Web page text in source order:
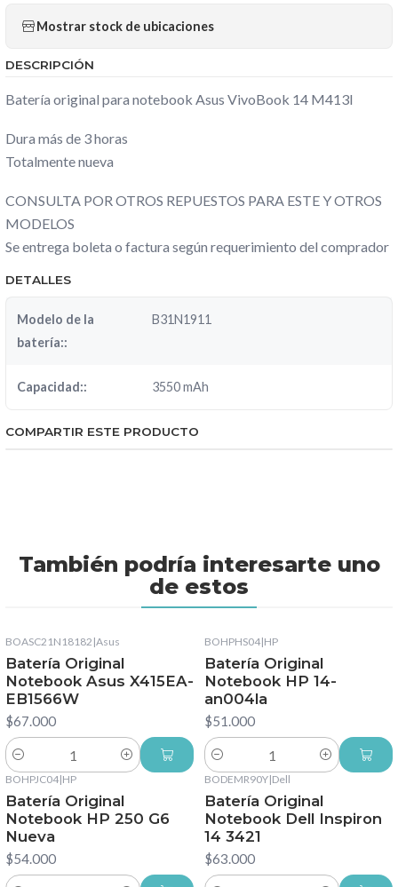
Mostrar stock de ubicaciones
DESCRIPCIÓN
Batería original para notebook Asus VivoBook 14 M413I
Dura más de 3 horas
Totalmente nueva
CONSULTA POR OTROS REPUESTOS PARA ESTE Y OTROS
MODELOS
Se entrega boleta o factura según requerimiento del comprador
DETALLES
Modelo de la
batería::
B31N1911
Capacidad:: 3550 mAh
COMPARTIR ESTE PRODUCTO
También podría interesarte uno
de estos
BOASC21N18182 |Asus
Batería Original
Notebook Asus X415EA-
EB1566W
$67.000
Cantidad
BOHPHS04|HP
Batería Original
Notebook HP 14-
an004la
$51.000
Cantidad
BOHPJC04|HP
Batería Original
Notebook HP 250 G6
Nueva
$54.000
BODEMR90Y|Dell
Batería Original
Notebook Dell Inspiron
14 3421
$63.000